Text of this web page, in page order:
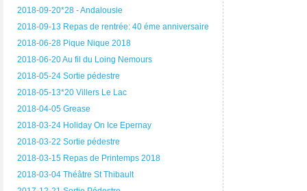
2018-09-20*28 - Andalousie
2018-09-13 Repas de rentrée: 40 éme anniversaire
2018-06-28 Pique Nique 2018
2018-06-20 Au fil du Loing Nemours
2018-05-24 Sortie pédestre
2018-05-13*20 Villers Le Lac
2018-04-05 Grease
2018-03-24 Holiday On Ice Epernay
2018-03-22 Sortie pédestre
2018-03-15 Repas de Printemps 2018
2018-03-04 Théâtre St Thibault